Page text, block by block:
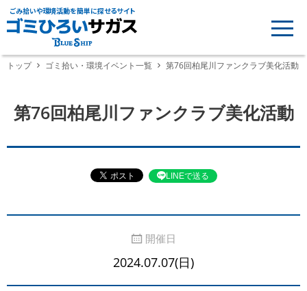
ごみ拾いや環境活動を簡単に探せるサイト
トップ ゴミ拾い・環境イベント一覧 第76回柏尾川ファンクラブ美化活動
第76回柏尾川ファンクラブ美化活動
LINEで送る
開催日
2024.07.07(日)